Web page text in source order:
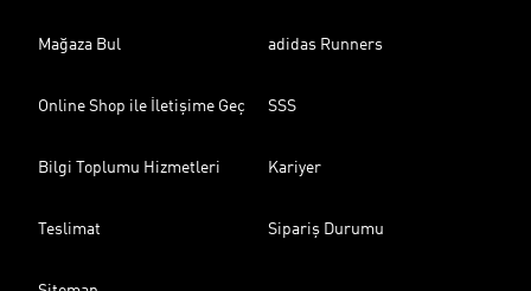
Mağaza Bul adidas Runners
Online Shop ile İletişime Geç SSS
Bilgi Toplumu Hizmetleri Kariyer
Teslimat Sipariş Durumu